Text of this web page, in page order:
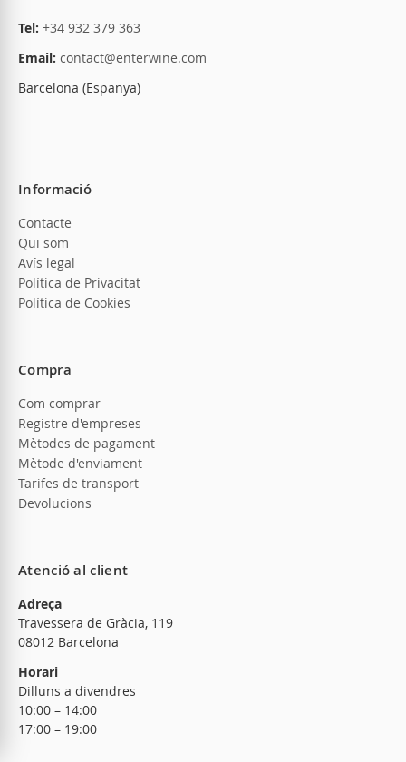
Tel: +34 932 379 363
Email: contact@enterwine.com
Barcelona (Espanya)
Informació
Contacte
Qui som
Avís legal
Política de Privacitat
Política de Cookies
Compra
Com comprar
Registre d'empreses
Mètodes de pagament
Mètode d'enviament
Tarifes de transport
Devolucions
Atenció al client
Adreça
Travessera de Gràcia, 119
08012 Barcelona
Horari
Dilluns a divendres
10:00 – 14:00
17:00 – 19:00